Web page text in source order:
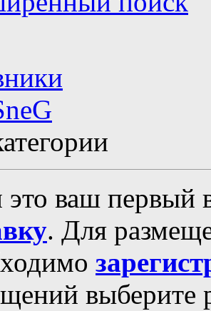
это ваш первый
. Для
выберите